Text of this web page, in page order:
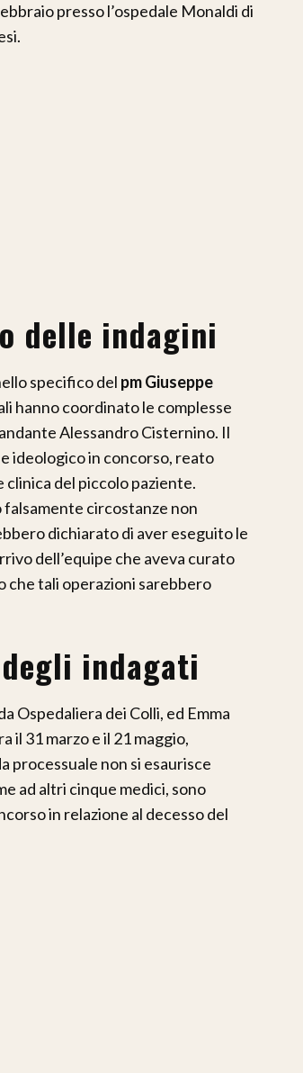
presso l’ospedale Monaldi di
delle indagini
specifico del pm Giuseppe
hanno coordinato le complesse
Alessandro Cisternino. Il
ideologico in concorso, reato
del piccolo paziente.
circostanze non
dichiarato di aver eseguito le
dell’equipe che aveva curato
che tali operazioni sarebbero
indagati
Ospedaliera dei Colli, ed Emma
31 marzo e il 21 maggio,
processuale non si esaurisce
ad altri cinque medici, sono
in relazione al decesso del